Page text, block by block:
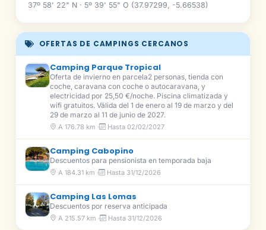
37º 58' 22" N · 5º 39' 55" O (37.97299, -5.66538)
OFERTAS DE CAMPINGS CERCANOS
Camping Parque Tropical
Oferta de invierno en parcela2 personas, tienda con
coche, caravana con coche o autocaravana, y
electricidad por 25,50 €/noche. Piscina climatizada y
wifi gratuitos. Válida del 1 de enero al 19 de marzo y del
29 de marzo al 11 de junio de 2027.
A 176.78 km · Hasta 02/02/2027
Camping Cabopino
Descuentos para pensionista en temporada baja
A 184.31 km · Hasta 31/12/2026
Camping Las Lomas
Descuentos por reserva anticipada
A 215.57 km · Hasta 31/12/2026